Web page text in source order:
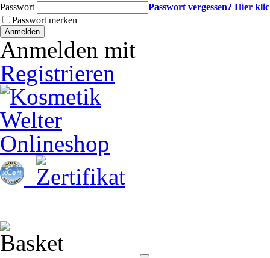
Passwort
Passwort vergessen? Hier
Passwort merken
Anmelden
Anmelden mit
Registrieren